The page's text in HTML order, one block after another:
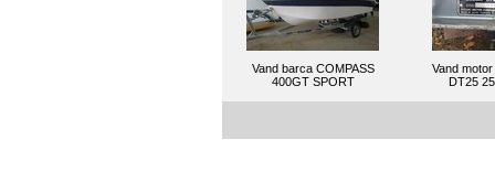
Vand barca COMPASS
400GT SPORT
Vand
DT25